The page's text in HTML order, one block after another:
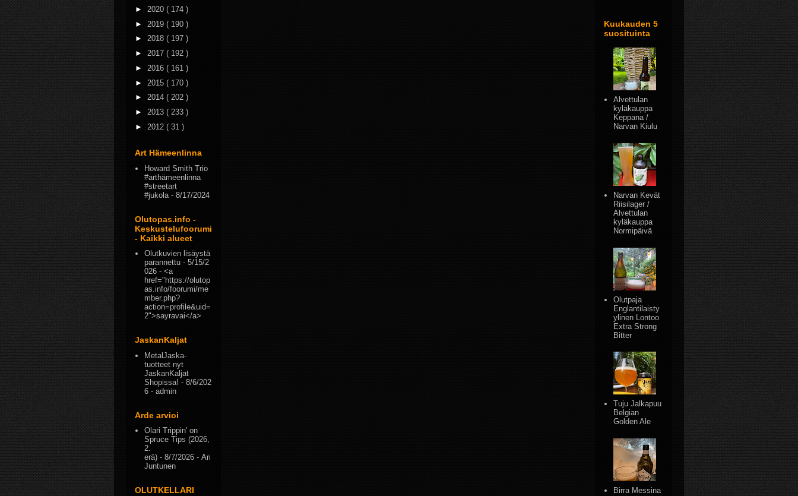
► 2020 ( 174 )
► 2019 ( 190 )
► 2018 ( 197 )
► 2017 ( 192 )
► 2016 ( 161 )
► 2015 ( 170 )
► 2014 ( 202 )
► 2013 ( 233 )
► 2012 ( 31 )
Art Hämeenlinna
Howard Smith Trio
#arthämeenlinna
#streetart
#jukola - 8/17/2024
Olutopas.info -
Keskustelufoorumi
- Kaikki alueet
Olutkuvien lisäystä
parannettu - 5/15/2
026 - <a
href="https://olutop
as.info/foorumi/me
mber.php?
action=profile&uid=
2">sayravai</a>
JaskanKaljat
MetalJaska-
tuotteet nyt
JaskanKaljat
Shopissa! - 8/6/202
6 - admin
Arde arvioi
Olari Trippin' on
Spruce Tips (2026,
2.
erä) - 8/7/2026 - Ari
Juntunen
OLUTKELLARI
Kuukauden 5
suosituinta
Alvettulan
kyläkauppa
Keppana /
Narvan Kiulu
Narvan Kevät
Riisilager /
Alvettulan
kyläkauppa
Normipäivä
Olutpaja
Englantilaisty
ylinen Lontoo
Extra Strong
Bitter
Tuju Jalkapuu
Belgian
Golden Ale
Birra Messina